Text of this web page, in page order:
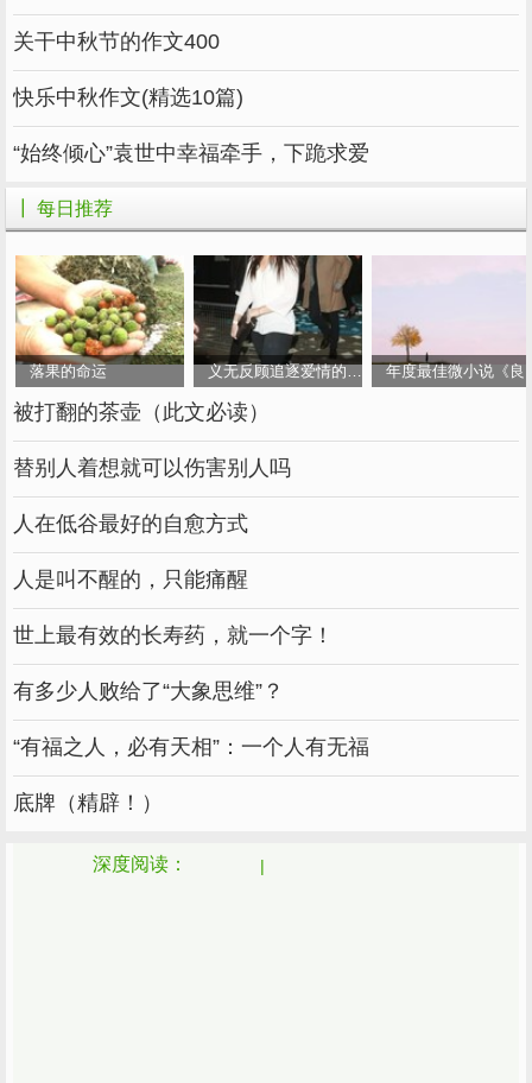
关干中秋节的作文400
快乐中秋作文(精选10篇)
“始终倾心”袁世中幸福牵手，下跪求爱
┃ 每日推荐
落果的命运 义无反顾追逐爱情的女人 年度最佳微小说《良
被打翻的茶壶（此文必读）
替别人着想就可以伤害别人吗
人在低谷最好的自愈方式
人是叫不醒的，只能痛醒
世上最有效的长寿药，就一个字！
有多少人败给了“大象思维”？
“有福之人，必有天相”：一个人有无福
底牌（精辟！）
深度阅读：